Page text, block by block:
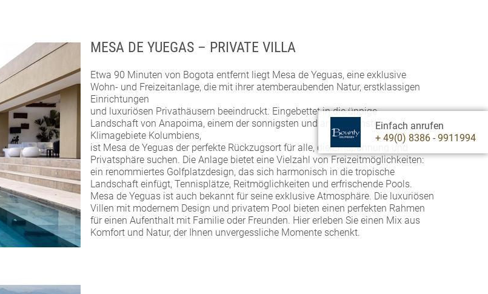
Einfach anrufen
+ 49(0) 8386 - 9911994
MESA DE YUEGAS – PRIVATE VILLA
Etwa 90 Minuten von Bogota entfernt liegt Mesa de Yeguas, eine exklusive
Wohn- und Freizeitanlage, die mit ihrer atemberaubenden Natur, erstklassigen
Einrichtungen
und luxuriösen Privathäusern beeindruckt. Eingebettet in die üppige
Landschaft von Anapoima, einem der sonnigsten und angenehmsten
Klimagebiete Kolumbiens,
ist Mesa de Yeguas der perfekte Rückzugsort für alle, die Entspannung und
Privatsphäre suchen. Die Anlage bietet eine Vielzahl von Freizeitmöglichkeiten:
ein renommiertes Golfplatzdesign, das sich harmonisch in die tropische
Landschaft einfügt, Tennisplätze, Reitmöglichkeiten und erfrischende Pools.
Mesa de Yeguas ist auch bekannt für seine exklusive Atmosphäre. Die luxuriösen
Villen mit modernem Design und privatem Pool bieten einen perfekten Rahmen
für einen Aufenthalt mit Familie oder Freunden. Hier erleben Sie einen Mix aus
Komfort und Natur, der Ihnen unvergessliche Momente schenkt.